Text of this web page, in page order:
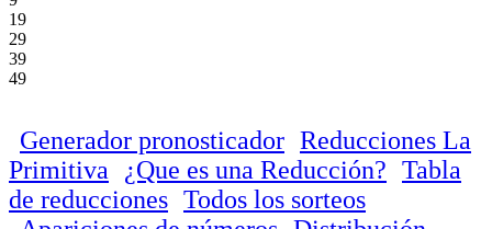
19
29
39
49
Generador pronosticador Reducciones La
Primitiva
¿Que es una Reducción? Tabla
de reducciones Todos los sorteos